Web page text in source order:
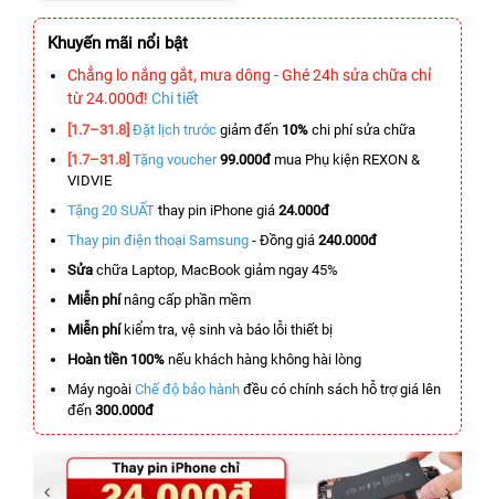
Khuyến mãi nổi bật
Chẳng lo nắng gắt, mưa dông - Ghé 24h sửa chữa chỉ
từ 24.000đ! Chi tiết
[1.7–31.8] Đặt lịch trước giảm đến 10% chi phí sửa chữa
[1.7–31.8] Tặng voucher 99.000đmua Phụ kiện REXON &
VIDVIE
Tặng 20 SUẤT thay pin iPhone giá 24.000đ
Thay pin điện thoại Samsung - Đồng giá 240.000đ
Sửa chữa Laptop, MacBook giảm ngay 45%
Miễn phínâng cấp phần mềm
Miễn phíkiểm tra, vệ sinh và báo lỗi thiết bị
Hoàn tiền 100% nếu khách hàng không hài lòng
Máy ngoài Chế độ bảo hành đều có chính sách hỗ trợ giá lên
đến 300.000đ